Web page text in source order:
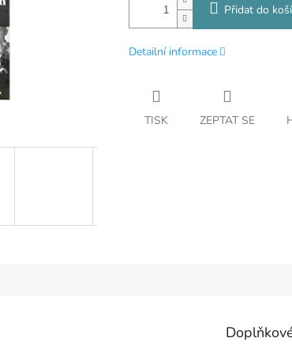
Přidat do
Detailní informace
TISK ZEPTAT SE